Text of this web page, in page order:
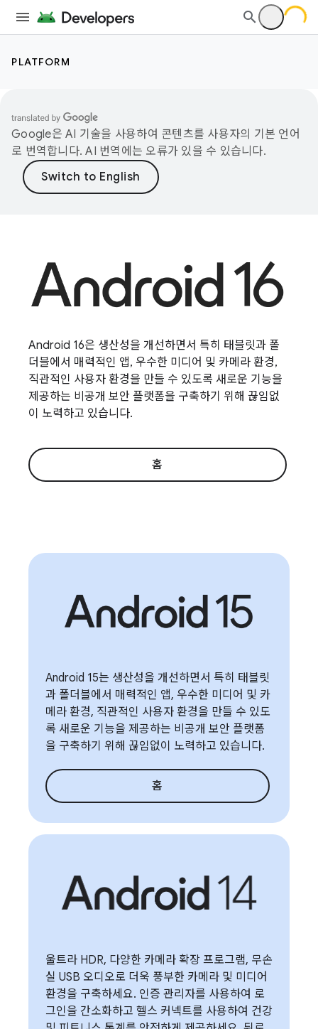
PLATFORM
Google은 AI 기술을 사용하여 콘텐츠를 사용자의 기본 언어
로 번역합니다. AI 번역에는 오류가 있을 수 있습니다.
Android 16은 생산성을 개선하면서 특히 태블릿과 폴
더블에서 매력적인 앱, 우수한 미디어 및 카메라 환경,
직관적인 사용자 환경을 만들 수 있도록 새로운 기능을
제공하는 비공개 보안 플랫폼을 구축하기 위해 끊임없
이 노력하고 있습니다.
홈
Android 15는 생산성을 개선하면서 특히 태블릿
과 폴더블에서 매력적인 앱, 우수한 미디어 및 카
메라 환경, 직관적인 사용자 환경을 만들 수 있도
록 새로운 기능을 제공하는 비공개 보안 플랫폼
을 구축하기 위해 끊임없이 노력하고 있습니다.
홈
울트라 HDR, 다양한 카메라 확장 프로그램, 무손
실 USB 오디오로 더욱 풍부한 카메라 및 미디어
환경을 구축하세요. 인증 관리자를 사용하여 로
그인을 간소화하고 헬스 커넥트를 사용하여 건강